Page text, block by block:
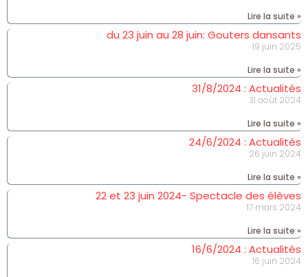
Lire la suite »
du 23 juin au 28 juin: Gouters dansants
19 juin 2025
Lire la suite »
31/8/2024 : Actualités
31 août 2024
Lire la suite »
24/6/2024 : Actualités
26 juin 2024
Lire la suite »
22 et 23 juin 2024- Spectacle des élèves
17 mars 2024
Lire la suite »
16/6/2024 : Actualités
16 juin 2024